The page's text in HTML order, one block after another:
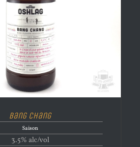
Bang Chang
Saison
3.5% alc/vol